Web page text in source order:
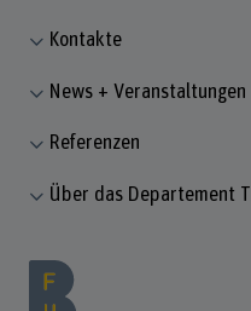
Kontakte
News + Veranstaltungen
Referenzen
Über das Departement TI